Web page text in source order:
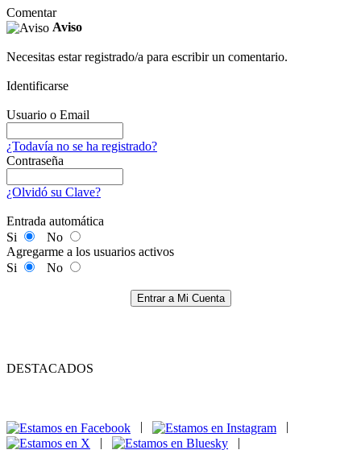
Comentar
Aviso
Necesitas estar registrado/a para escribir un comentario.
Identificarse
Usuario o Email
¿Todavía no se ha registrado?
Contraseña
¿Olvidó su Clave?
Entrada automática
Si
No
Agregarme a los usuarios activos
Si
No
Entrar a Mi Cuenta
DESTACADOS
|
|